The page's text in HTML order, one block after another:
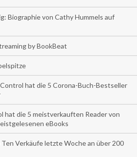
Biographie von Cathy Hummels auf
by BookBeat
Control hat die 5 Corona-Buch-Bestseller
hat die 5 meistverkauften Reader von
eBooks
Verkäufe letzte Woche an über 200